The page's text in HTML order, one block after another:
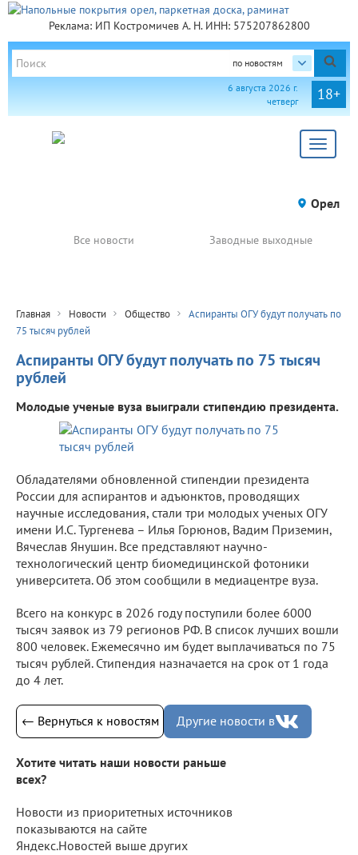
Реклама: ИП Костромичев А. Н. ИНН: 575207862800
по новостям
18+
6 августа 2026 г.
четверг
Toggle
Орел
Все новости Заводные выходные
Главная Новости Общество
Аспиранты ОГУ будут получать по
75 тысяч рублей
Аспиранты ОГУ будут получать по 75 тысяч
рублей
Молодые ученые вуза выиграли стипендию президента.
Обладателями обновленной стипендии президента
России для аспирантов и адъюнктов, проводящих
научные исследования, стали три молодых ученых ОГУ
имени И.С. Тургенева – Илья Горюнов, Вадим Приземин,
Вячеслав Янушин. Все представляют научно-
технологический центр биомедицинской фотоники
университета. Об этом сообщили в медиацентре вуза.
Всего на конкурс в 2026 году поступили более 6000
тысяч заявок из 79 регионов РФ. В список лучших вошли
800 человек. Ежемесячно им будет выплачиваться по 75
тысяч рублей. Стипендия назначается на срок от 1 года
до 4 лет.
← Вернуться к новостям Другие новости в
Хотите читать наши новости раньше
всех?
Новости из приоритетных источников
показываются на сайте
Яндекс.Новостей выше других